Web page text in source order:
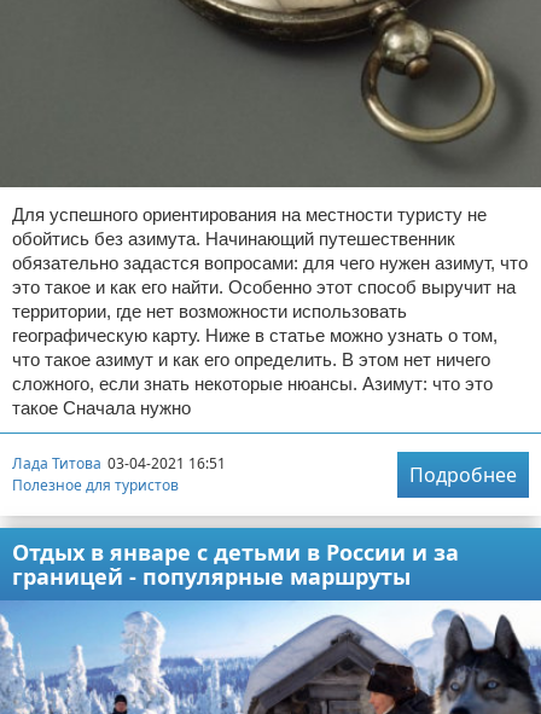
Для успешного ориентирования на местности туристу не
обойтись без азимута. Начинающий путешественник
обязательно задастся вопросами: для чего нужен азимут, что
это такое и как его найти. Особенно этот способ выручит на
территории, где нет возможности использовать
географическую карту. Ниже в статье можно узнать о том,
что такое азимут и как его определить. В этом нет ничего
сложного, если знать некоторые нюансы. Азимут: что это
такое Сначала нужно
Лада Титова 03-04-2021 16:51
Полезное для туристов
Подробнее
Отдых в январе с детьми в России и за
границей - популярные маршруты